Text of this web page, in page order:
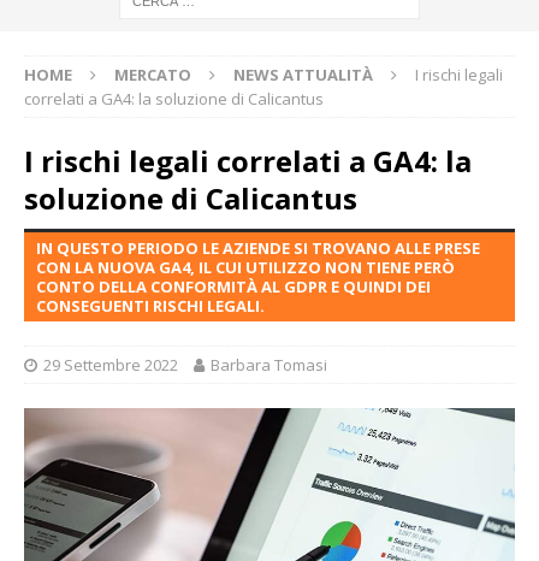
HOME MERCATO NEWS ATTUALITÀ
I rischi legali
correlati a GA4: la soluzione di Calicantus
I rischi legali correlati a GA4: la
soluzione di Calicantus
IN QUESTO PERIODO LE AZIENDE SI TROVANO ALLE PRESE
CON LA NUOVA GA4, IL CUI UTILIZZO NON TIENE PERÒ
CONTO DELLA CONFORMITÀ AL GDPR E QUINDI DEI
CONSEGUENTI RISCHI LEGALI.
29 Settembre 2022 Barbara Tomasi